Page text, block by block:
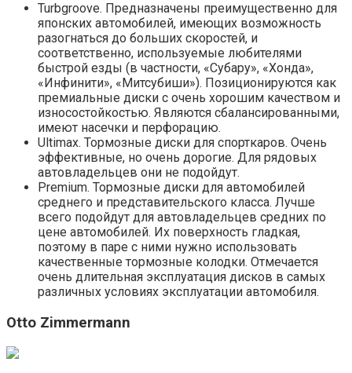
Turbgroove. Предназначены преимущественно для
японских автомобилей, имеющих возможность
разогнаться до больших скоростей, и
соответственно, используемые любителями
быстрой езды (в частности, «Субару», «Хонда»,
«Инфинити», «Митсубиши»). Позиционируются как
премиальные диски с очень хорошим качеством и
износостойкостью. Являются сбалансированными,
имеют насечки и перфорацию.
Ultimax. Тормозные диски для спорткаров. Очень
эффективные, но очень дорогие. Для рядовых
автовладельцев они не подойдут.
Premium. Тормозные диски для автомобилей
среднего и представительского класса. Лучше
всего подойдут для автовладельцев средних по
цене автомобилей. Их поверхность гладкая,
поэтому в паре с ними нужно использовать
качественные тормозные колодки. Отмечается
очень длительная эксплуатация дисков в самых
различных условиях эксплуатации автомобиля.
Otto Zimmermann